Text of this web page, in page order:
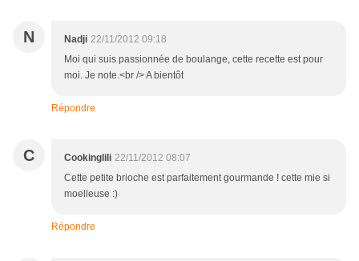
N Nadji 22/11/2012 09:18
Moi qui suis passionnée de boulange, cette recette est pour
moi. Je note.<br /> A bientôt
Répondre
C Cookinglili 22/11/2012 08:07
Cette petite brioche est parfaitement gourmande ! cette mie si
moelleuse :)
Répondre